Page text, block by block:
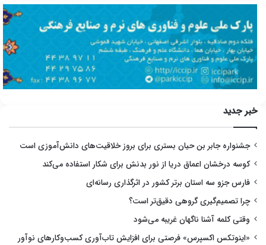
خبر جدید
جشنواره جابر بن حیان بستری برای بروز خلاقیت‌های دانش‌آموزی است
کوسه درخشان اعماق دریا از نور بدنش برای شکار استفاده می‌کند
فارس جزو سه استان برتر کشور در اثرگذاری رسانه‌ای
چرا تصمیم‌گیری گروهی دقیق‌تر است؟
وقتی کلمه آشنا ناگهان غریبه می‌شود
«اینوتکس اکسپرس» فرصتی برای افزایش تاب‌آوری کسب‌وکارهای نوآور